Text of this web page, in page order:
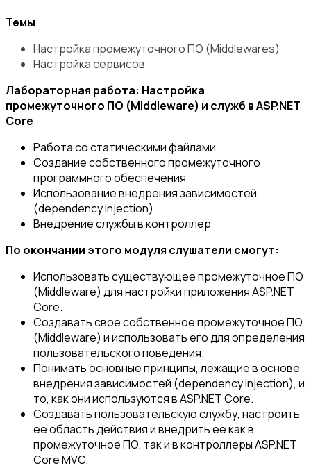
Темы
Настройка промежуточного ПО (Middlewares)
Настройка сервисов
Лабораторная работа: Настройка
промежуточного ПО (Middleware) и служб в ASP.NET
Core
Работа со статическими файлами
Создание собственного промежуточного
программного обеспечения
Использование внедрения зависимостей
(dependency injection)
Внедрение службы в контроллер
По окончании этого модуля слушатели смогут:
Использовать существующее промежуточное ПО
(Middleware) для настройки приложения ASP.NET
Core.
Создавать свое собственное промежуточное ПО
(Middleware) и использовать его для определения
пользовательского поведения.
Понимать основные принципы, лежащие в основе
внедрения зависимостей (dependency injection), и
то, как они используются в ASP.NET Core.
Создавать пользовательскую службу, настроить
ее область действия и внедрить ее как в
промежуточное ПО, так и в контроллеры ASP.NET
Core MVC.